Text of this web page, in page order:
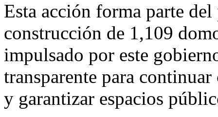
Esta acción forma parte
construcción de 1,109
impulsado por este
transparente para
y garantizar espacios